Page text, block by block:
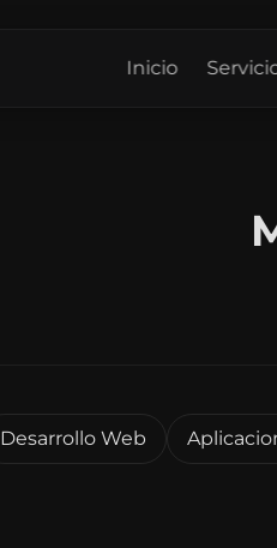
Inicio
Desarrollo Web